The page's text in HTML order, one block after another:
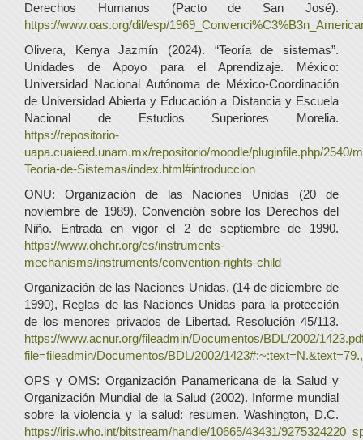
Derechos Humanos (Pacto de San José).
https://www.oas.org/dil/esp/
Olivera, Kenya Jazmín (2024). “Teoría de sistemas”.
Unidades de Apoyo para el Aprendizaje. México:
Universidad Nacional Autónoma de México-Coordinación
de Universidad Abierta y Educación a Distancia y Escuela
Nacional de Estudios Superiores Morelia.
https://repositorio-
uapa.cuaieed.unam.mx/repositorio/moodle/pluginfile.php/2540/
Teoria-de-Sistemas/index.html#introduccion
ONU: Organización de las Naciones Unidas (20 de
noviembre de 1989). Convención sobre los Derechos del
Niño. Entrada en vigor el 2 de septiembre de 1990.
https://www.ohchr.org/es/instruments-
mechanisms/instruments/convention-rights-child
Organización de las Naciones Unidas, (14 de diciembre de
1990), Reglas de las Naciones Unidas para la protección
de los menores privados de Libertad. Resolución 45/113.
https://www.acnur.org/fileadmin/Documentos/BDL/2002/
file=fileadmin/Documentos/BDL/2002/
OPS y OMS: Organización Panamericana de la Salud y
Organización Mundial de la Salud (2002). Informe mundial
sobre la violencia y la salud: resumen. Washington, D.C.
https://iris.who.int/bitstream/handle/10665/43431/